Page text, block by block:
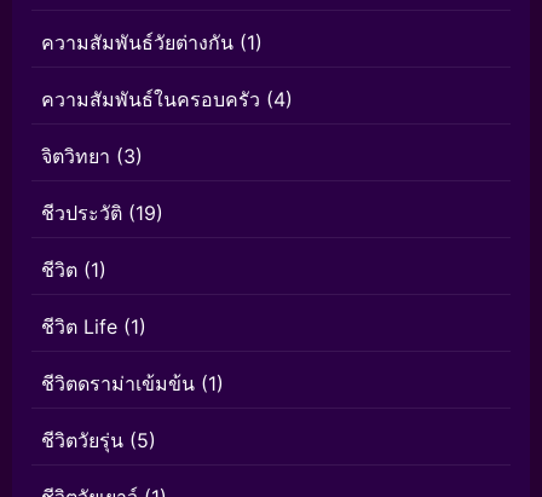
ความสัมพันธ์วัยต่างกัน (1)
ความสัมพันธ์ในครอบครัว (4)
จิตวิทยา (3)
ชีวประวัติ (19)
ชีวิต (1)
ชีวิต Life (1)
ชีวิตดราม่าเข้มข้น (1)
ชีวิตวัยรุ่น (5)